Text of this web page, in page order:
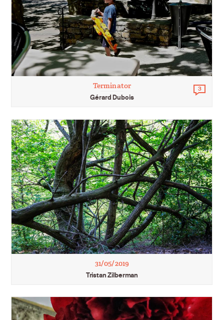
Terminator
Gérard Dubois
3
31/05/2019
Tristan Zilberman